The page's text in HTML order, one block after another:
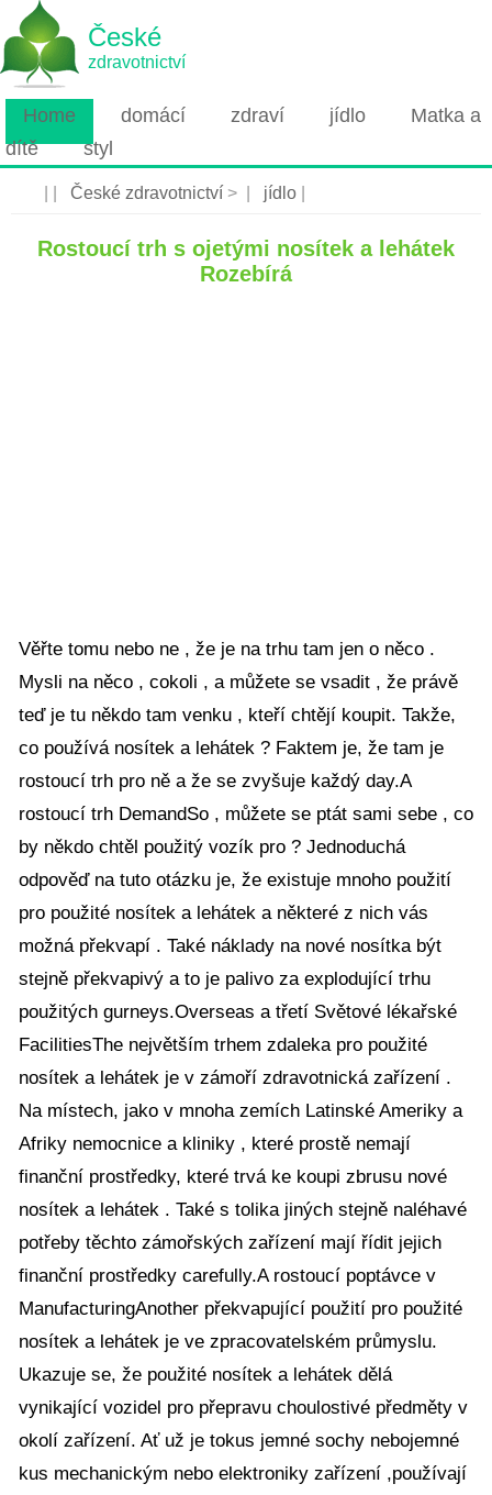
České
zdravotnictví
Home domácí zdraví jídlo
Matka a
dítě
styl
České zdravotnictví > | jídlo
Rostoucí trh s ojetými nosítek a lehátek
Rozebírá
Věřte tomu nebo ne , že je na trhu tam jen o něco .
Mysli na něco , cokoli , a můžete se vsadit , že právě
teď je tu někdo tam venku , kteří chtějí koupit. Takže,
co používá nosítek a lehátek ? Faktem je, že tam je
rostoucí trh pro ně a že se zvyšuje každý day.A
rostoucí trh DemandSo , můžete se ptát sami sebe , co
by někdo chtěl použitý vozík pro ? Jednoduchá
odpověď na tuto otázku je, že existuje mnoho použití
pro použité nosítek a lehátek a některé z nich vás
možná překvapí . Také náklady na nové nosítka být
stejně překvapivý a to je palivo za explodující trhu
použitých gurneys.Overseas a třetí Světové lékařské
FacilitiesThe největším trhem zdaleka pro použité
nosítek a lehátek je v zámoří zdravotnická zařízení .
Na místech, jako v mnoha zemích Latinské Ameriky a
Afriky nemocnice a kliniky , které prostě nemají
finanční prostředky, které trvá ke koupi zbrusu nové
nosítek a lehátek . Také s tolika jiných stejně naléhavé
potřeby těchto zámořských zařízení mají řídit jejich
finanční prostředky carefully.A rostoucí poptávce v
ManufacturingAnother překvapující použití pro použité
nosítek a lehátek je ve zpracovatelském průmyslu.
Ukazuje se, že použité nosítek a lehátek dělá
vynikající vozidel pro přepravu choulostivé předměty v
okolí zařízení. Ať už je tokus jemné sochy nebojemné
kus mechanickým nebo elektroniky zařízení ,používají